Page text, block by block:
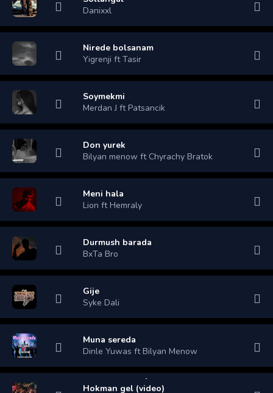
Danixxl
Nirede bolsanam
Yigrenji ft Tasir
Soymekmi
Merdan J ft Patsancik
Don yurek
Bilyan menow ft Chyrachy Bratok
Meni hala
Lion ft Hemraly
Durmush barada
BxTa Bro
Gije
Syke Dali
Muna sereda
Dinle Yuwas ft Bilyan Menow
Hokman gel (video)